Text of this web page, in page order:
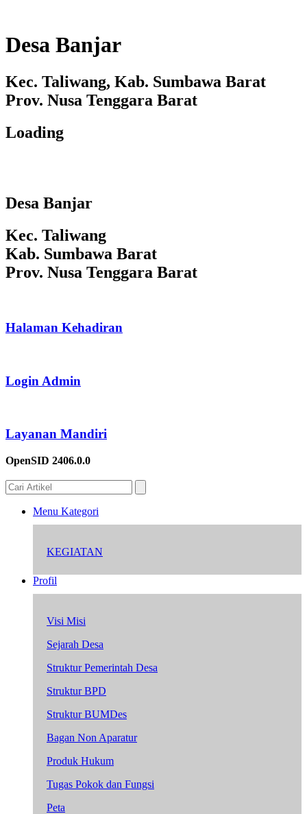
Desa Banjar
Kec. Taliwang, Kab. Sumbawa Barat
Prov. Nusa Tenggara Barat
Loading
Desa Banjar
Kec. Taliwang
Kab. Sumbawa Barat
Prov. Nusa Tenggara Barat
Halaman Kehadiran
Login Admin
Layanan Mandiri
OpenSID 2406.0.0
Menu Kategori
KEGIATAN
Profil
Visi Misi
Sejarah Desa
Struktur Pemerintah Desa
Struktur BPD
Struktur BUMDes
Bagan Non Aparatur
Produk Hukum
Tugas Pokok dan Fungsi
Peta